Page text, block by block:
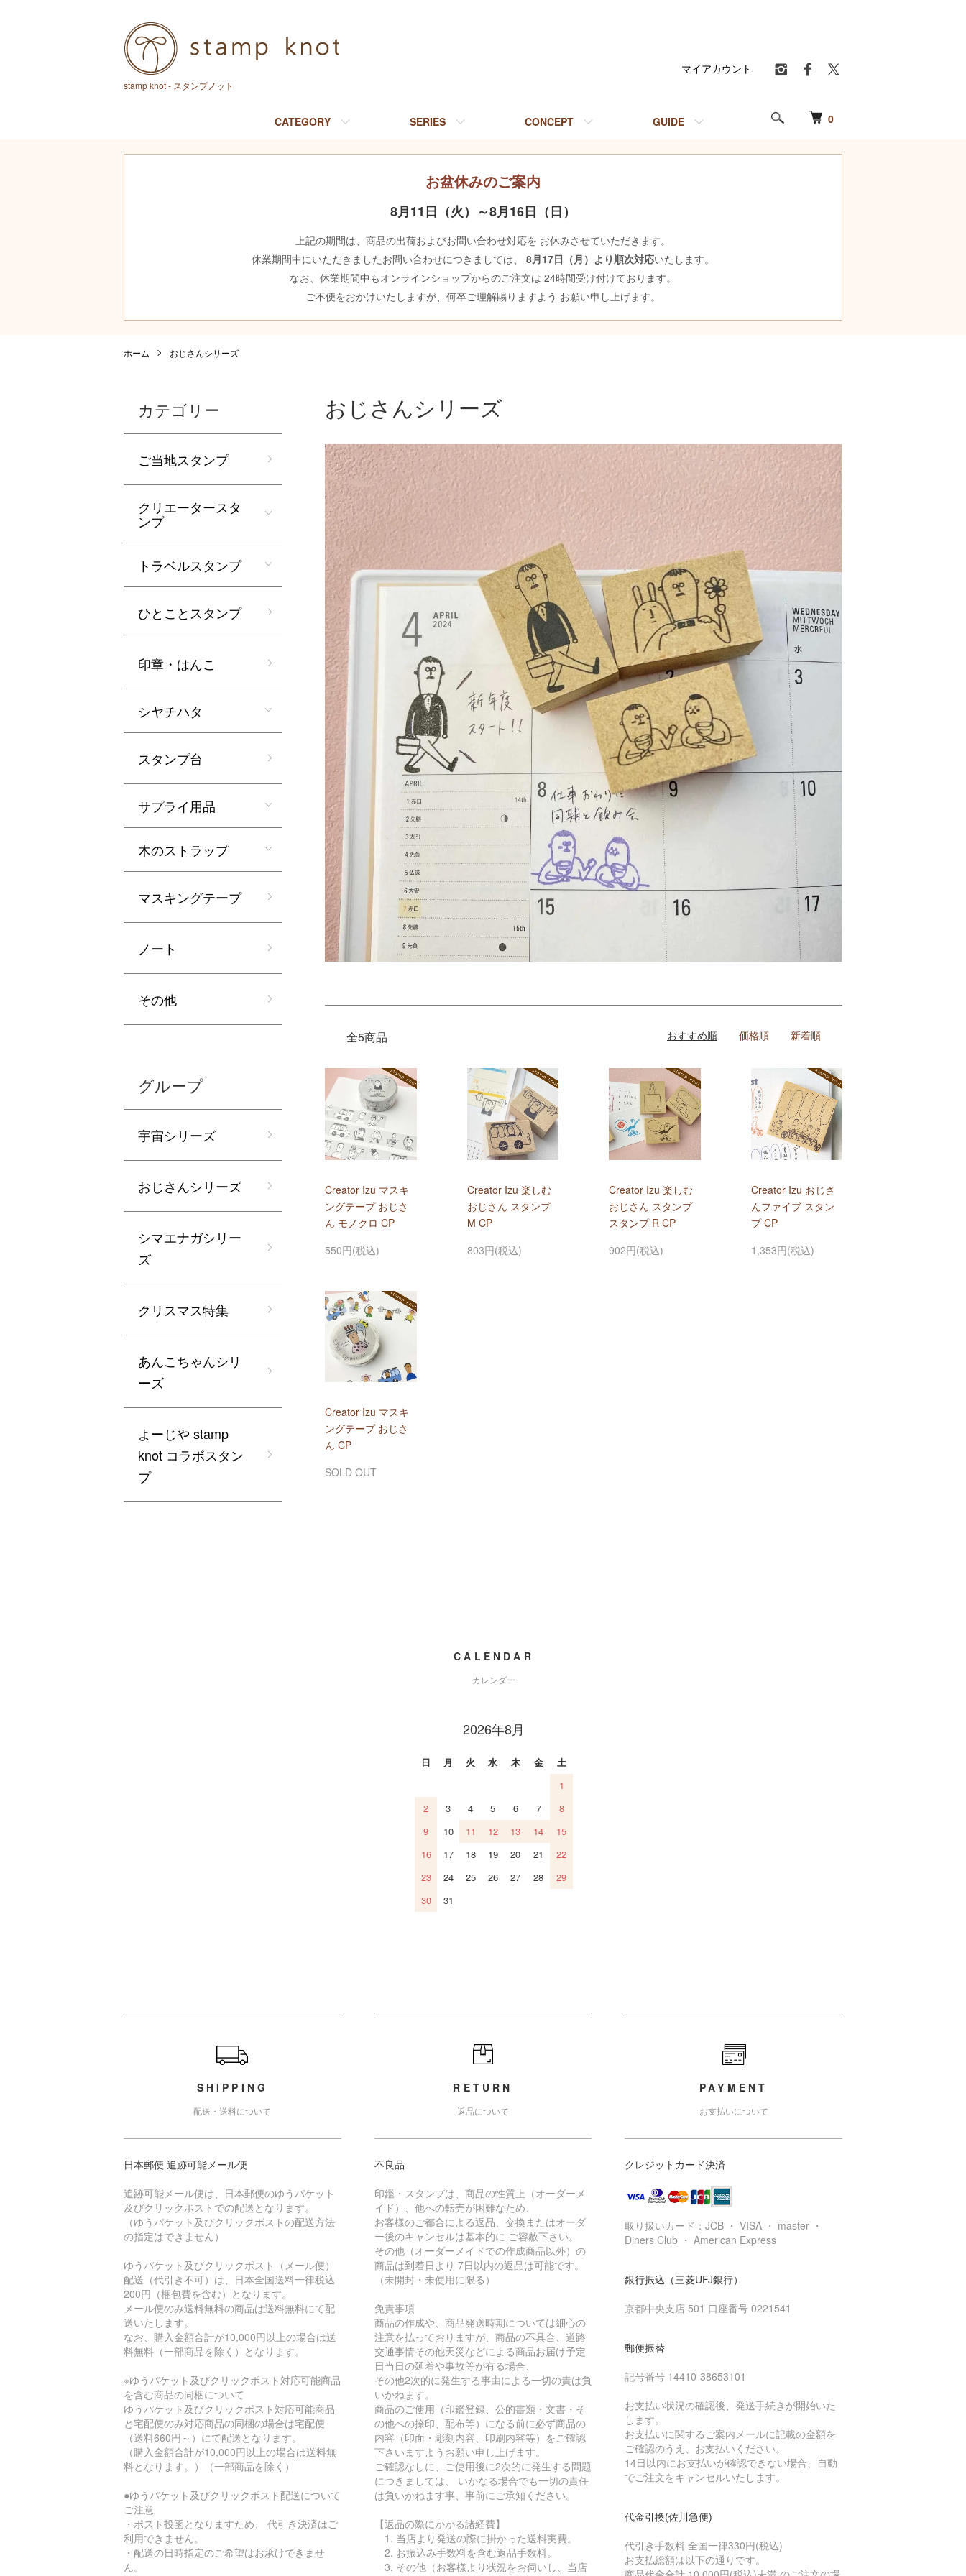
stamp knot - スタンプノット
0
CATEGORY SERIES CONCEPT GUIDE
マイアカウント
お盆休みのご案内
8月11日（火）～8月16日（日）
上記の期間は、商品の出荷およびお問い合わせ対応を お休みさせていただきます。
休業期間中にいただきましたお問い合わせにつきましては、 8月17日（月）より順次対応いたします。
なお、休業期間中もオンラインショップからのご注文は 24時間受け付けております。
ご不便をおかけいたしますが、何卒ご理解賜りますよう お願い申し上げます。
ホーム おじさんシリーズ
おじさんシリーズ
全5商品 おすすめ順 価格順 新着順
Creator Izu マスキ
ングテープ おじさ
ん モノクロ CP
550円(税込)
Creator Izu 楽しむ
おじさん スタンプ
M CP
803円(税込)
Creator Izu 楽しむ
おじさん スタンプ
スタンプ R CP
902円(税込)
Creator Izu おじさ
んファイブ スタン
プ CP
1,353円(税込)
Creator Izu マスキ
ングテープ おじさ
ん CP
SOLD OUT
カテゴリー
ご当地スタンプ
クリエータースタ
ンプ
トラベルスタンプ
ひとことスタンプ
印章・はんこ
シヤチハタ
スタンプ台
サプライ用品
木のストラップ
マスキングテープ
ノート
その他
グループ
宇宙シリーズ
おじさんシリーズ
シマエナガシリー
ズ
クリスマス特集
あんこちゃんシリ
ーズ
よーじや stamp
knot コラボスタン
プ
CALENDAR
カレンダー
2026年8月
日 月 火 水 木 金
土
1
2
3 4 5 6 7
8
9
10 11 12 13 14
15
16
17 18 19 20 21
22
23
24 25 26 27 28
29
30
31
SHIPPING
配送・送料について
日本郵便 追跡可能メール便
追跡可能メール便は、日本郵便のゆうパケット
及びクリックポストでの配送となります。
（ゆうパケット及びクリックポストの配送方法
の指定はできません）
ゆうパケット及びクリックポスト（メール便）
配送（代引き不可）は、日本全国送料一律税込
200円（梱包費を含む）となります。
メール便のみ送料無料の商品は送料無料にて配
送いたします。
なお、購入金額合計が10,000円以上の場合は送
料無料（一部商品を除く）となります。
※ゆうパケット及びクリックポスト対応可能商品
を含む商品の同梱について
ゆうパケット及びクリックポスト対応可能商品
と宅配便のみ対応商品の同梱の場合は宅配便
（送料660円～）にて配送となります。
（購入金額合計が10,000円以上の場合は送料無
料となります。）（一部商品を除く）
●ゆうパケット及びクリックポスト配送について
ご注意
・ポスト投函となりますため、 代引き決済はご
利用できません。
・配送の日時指定のご希望はお承けできませ
ん。
RETURN
返品について
不良品
印鑑・スタンプは、商品の性質上（オーダーメ
イド）、他への転売が困難なため、
お客様のご都合による返品、交換またはオーダ
ー後のキャンセルは基本的に ご容赦下さい。
その他（オーダーメイドでの作成商品以外）の
商品は到着日より 7日以内の返品は可能です。
（未開封・未使用に限る）
免責事項
商品の作成や、商品発送時期については細心の
注意を払っておりますが、商品の不具合、道路
交通事情その他天災などによる商品お届け予定
日当日の延着や事故等が有る場合、
その他2次的に発生する事由による一切の責は負
いかねます。
商品のご使用（印鑑登録、公的書類・文書・そ
の他への捺印、配布等）になる前に必ず商品の
内容（印面・彫刻内容、印刷内容等）をご確認
下さいますようお願い申し上げます。
ご確認なしに、ご使用後に2次的に発生する問題
につきましては、 いかなる場合でも一切の責任
は負いかねます事、事前にご承知ください。
【返品の際にかかる諸経費】
1. 当店より発送の際に掛かった送料実費。
2. お振込み手数料を含む返品手数料。
3. その他（お客様より状況をお伺いし、当店
PAYMENT
お支払いについて
クレジットカード決済
取り扱いカード：JCB ・ VISA ・ master ・
Diners Club ・ American Express
銀行振込（三菱UFJ銀行）
京都中央支店 501 口座番号 0221541
郵便振替
記号番号 14410-38653101
お支払い状況の確認後、発送手続きが開始いた
します。
お支払いに関するご案内メールに記載の金額を
ご確認のうえ、お支払いください。
14日以内にお支払いが確認できない場合、自動
でご注文をキャンセルいたします。
代金引換(佐川急便)
代引き手数料 全国一律330円(税込)
お支払総額は以下の通りです。